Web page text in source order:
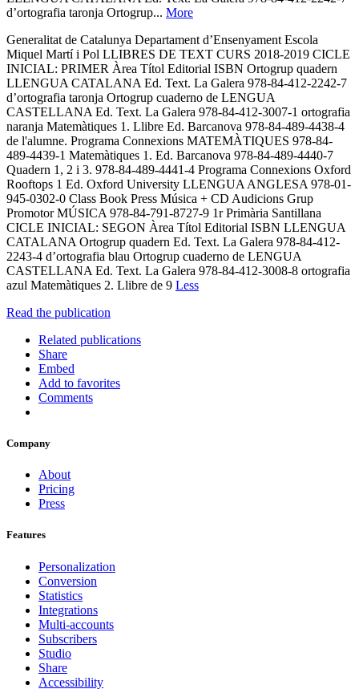
d’ortografia taronja Ortogrup... More
Generalitat de Catalunya Departament d’Ensenyament Escola
Miquel Martí i Pol LLIBRES DE TEXT CURS 2018-2019 CICLE
INICIAL: PRIMER Àrea Títol Editorial ISBN Ortogrup quadern
LLENGUA CATALANA Ed. Text. La Galera 978-84-412-2242-7
d’ortografia taronja Ortogrup cuaderno de LENGUA
CASTELLANA Ed. Text. La Galera 978-84-412-3007-1 ortografia
naranja Matemàtiques 1. Llibre Ed. Barcanova 978-84-489-4438-4
de l'alumne. Programa Connexions MATEMÀTIQUES 978-84-
489-4439-1 Matemàtiques 1. Ed. Barcanova 978-84-489-4440-7
Quadern 1, 2 i 3. 978-84-489-4441-4 Programa Connexions Oxford
Rooftops 1 Ed. Oxford University LLENGUA ANGLESA 978-01-
945-0302-0 Class Book Press Música + CD Audicions Grup
Promotor MÚSICA 978-84-791-8727-9 1r Primària Santillana
CICLE INICIAL: SEGON Àrea Títol Editorial ISBN LLENGUA
CATALANA Ortogrup quadern Ed. Text. La Galera 978-84-412-
2243-4 d’ortografia blau Ortogrup cuaderno de LENGUA
CASTELLANA Ed. Text. La Galera 978-84-412-3008-8 ortografia
azul Matemàtiques 2. Llibre de 9 Less
Read the publication
Related publications
Share
Embed
Add to favorites
Comments
Company
About
Pricing
Press
Features
Personalization
Conversion
Statistics
Integrations
Multi-accounts
Subscribers
Studio
Share
Accessibility